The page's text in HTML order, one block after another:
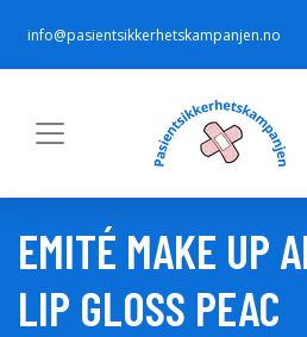
info@pasientsikkerhetskampanjen.no
EMITÉ MAKE UP
LIP GLOSS PEAC